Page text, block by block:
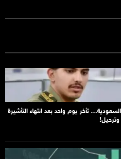
تأخر يوم واحد بعد انتهاء التأشيرة